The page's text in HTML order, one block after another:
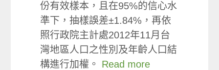
份有效樣本，且在95%的信心水
準下，抽樣誤差±1.84%，再依
照行政院主計處2012年11月台
灣地區人口之性別及年齡人口結
構進行加權。 Read more